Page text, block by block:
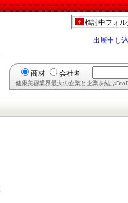
検討中フォル
出展申し
商材 会社名
健康美容業界最大の企業と企業を結ぶ